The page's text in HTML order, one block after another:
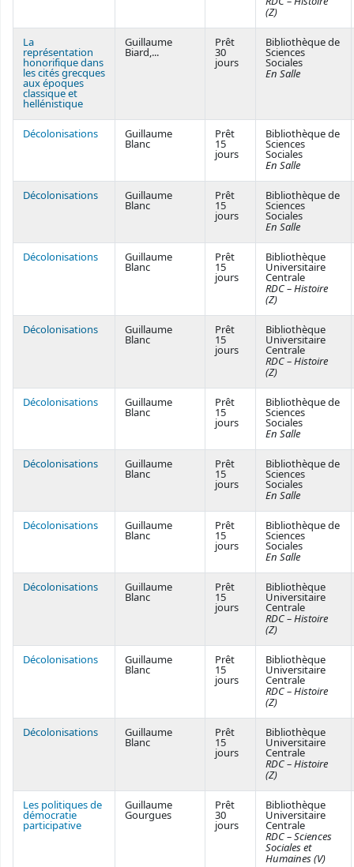
(Z)
La
représentation
honorifique dans
les cités grecques
aux époques
classique et
hellénistique
Guillaume
Biard,...
Prêt
30
jours
Bibliothèque de
Sciences
Sociales
En Salle
Décolonisations Guillaume
Blanc
Prêt
15
jours
Bibliothèque de
Sciences
Sociales
En Salle
Décolonisations Guillaume
Blanc
Prêt
15
jours
Bibliothèque de
Sciences
Sociales
En Salle
Décolonisations Guillaume
Blanc
Prêt
15
jours
Bibliothèque
Universitaire
Centrale
RDC – Histoire
(Z)
Décolonisations Guillaume
Blanc
Prêt
15
jours
Bibliothèque
Universitaire
Centrale
RDC – Histoire
(Z)
Décolonisations Guillaume
Blanc
Prêt
15
jours
Bibliothèque de
Sciences
Sociales
En Salle
Décolonisations Guillaume
Blanc
Prêt
15
jours
Bibliothèque de
Sciences
Sociales
En Salle
Décolonisations Guillaume
Blanc
Prêt
15
jours
Bibliothèque de
Sciences
Sociales
En Salle
Décolonisations Guillaume
Blanc
Prêt
15
jours
Bibliothèque
Universitaire
Centrale
RDC – Histoire
(Z)
Décolonisations Guillaume
Blanc
Prêt
15
jours
Bibliothèque
Universitaire
Centrale
RDC – Histoire
(Z)
Décolonisations Guillaume
Blanc
Prêt
15
jours
Bibliothèque
Universitaire
Centrale
RDC – Histoire
(Z)
Les politiques de
démocratie
participative
Guillaume
Gourgues
Prêt
30
jours
Bibliothèque
Universitaire
Centrale
RDC – Sciences
Sociales et
Humaines (V)